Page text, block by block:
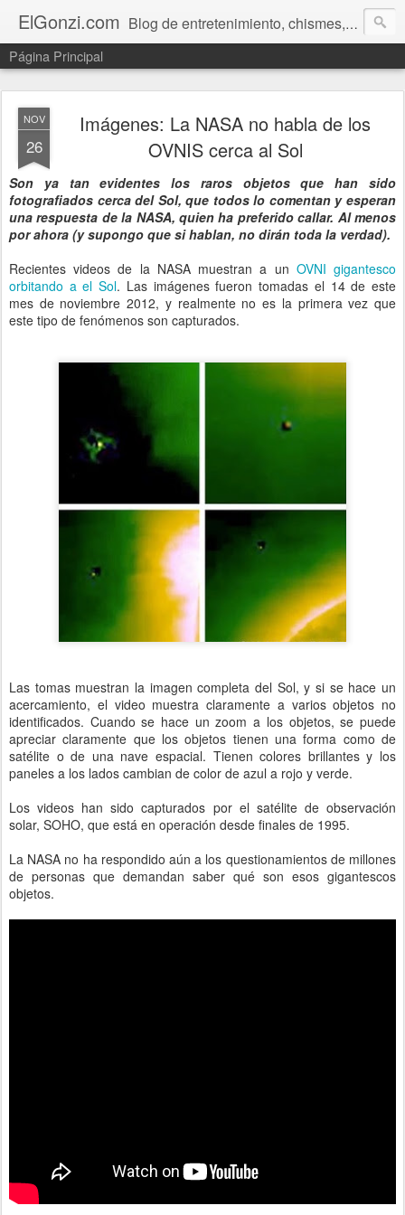
ElGonzi.com Blog de entretenimiento, chismes, humor, farándula, curiosidades, ovnis, noticias calientes, fotos, videos, paranormal y ¡más!
Página Principal
NOV
26
Imágenes: La NASA no habla de los
OVNIS cerca al Sol
Son ya tan evidentes los raros objetos que han sido
fotografiados cerca del Sol, que todos lo comentan y esperan
una respuesta de la NASA, quien ha preferido callar. Al menos
por ahora (y supongo que si hablan, no dirán toda la verdad).
Recientes videos de la NASA muestran a un OVNI gigantesco
orbitando a el Sol. Las imágenes fueron tomadas el 14 de este
mes de noviembre 2012, y realmente no es la primera vez que
este tipo de fenómenos son capturados.
Las tomas muestran la imagen completa del Sol, y si se hace un
acercamiento, el video muestra claramente a varios objetos no
identificados. Cuando se hace un zoom a los objetos, se puede
apreciar claramente que los objetos tienen una forma como de
satélite o de una nave espacial. Tienen colores brillantes y los
paneles a los lados cambian de color de azul a rojo y verde.
Los videos han sido capturados por el satélite de observación
solar, SOHO, que está en operación desde finales de 1995.
La NASA no ha respondido aún a los questionamientos de millones
de personas que demandan saber qué son esos gigantescos
objetos.